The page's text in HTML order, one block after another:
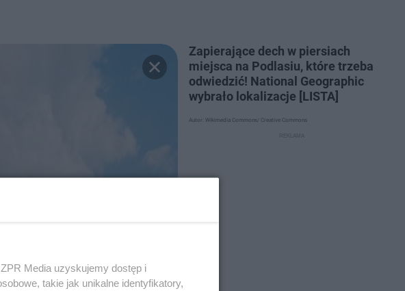
Zapierające dech w piersiach
miejsca na Podlasiu, które trzeba
odwiedzić! National Geographic
wybrało lokalizacje [LISTA]
Autor: Wikimedia Commons/ Creative Commons
Media uzyskujemy dostęp i
takie jak unikalne identyfikatory,